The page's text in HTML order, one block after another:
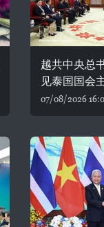
越共中央总
见泰国国会
07/08/2026